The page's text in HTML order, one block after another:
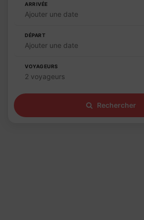
ARRIVÉE
Ajouter une date
DÉPART
Ajouter une date
VOYAGEURS
2 voyageurs
Rechercher